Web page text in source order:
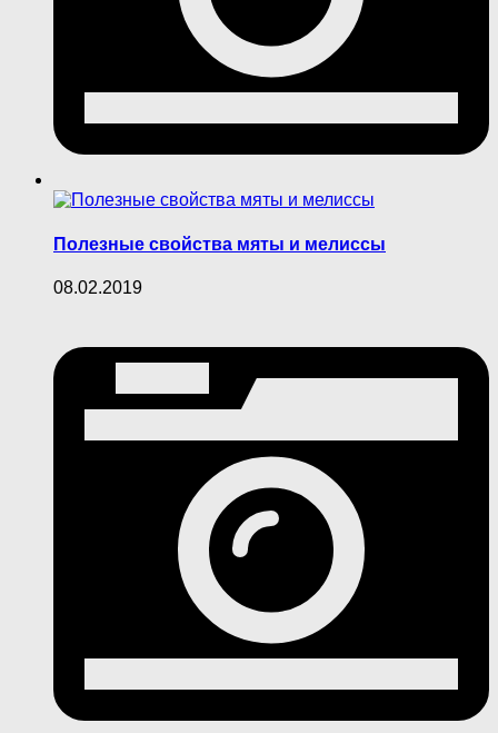
Полезные свойства мяты и мелиссы
08.02.2019